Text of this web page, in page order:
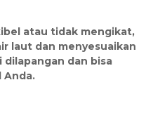
atau tidak mengikat,
laut dan menyesuaikan
dilapangan dan bisa
Anda.